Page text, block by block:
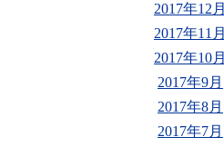
2017年12月
2017年11月
2017年10月
2017年9月
2017年8月
2017年7月